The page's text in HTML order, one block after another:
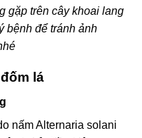
gặp trên cây khoai lang
bệnh để tránh ảnh
lá
nấm Alternaria solani